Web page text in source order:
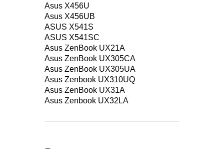
Asus X456U
Asus X456UB
ASUS X541S
ASUS X541SC
Asus ZenBook UX21A
Asus ZenBook UX305CA
Asus ZenBook UX305UA
Asus Zenbook UX310UQ
Asus ZenBook UX31A
Asus Zenbook UX32LA